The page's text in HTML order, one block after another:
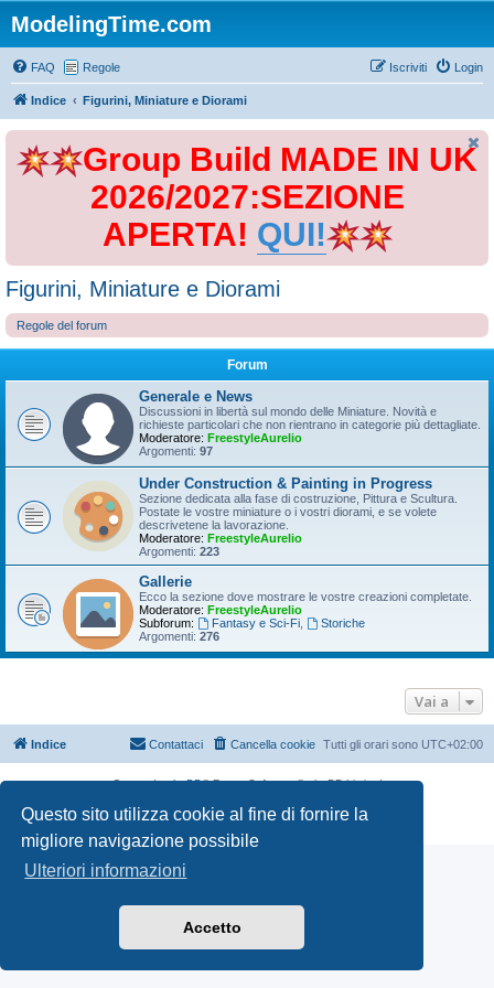
Questo sito utilizza cookie al fine di fornire la
migliore navigazione possibile
Ulteriori informazioni
Accetto
ModelingTime.com
FAQ Regole Login
Iscriviti
Indice Figurini, Miniature e Diorami
Group Build MADE IN UK
2026/2027:SEZIONE
APERTA! QUI!
Figurini, Miniature e Diorami
Regole del forum
Forum
Generale e News
Discussioni in libertà sul mondo delle Miniature. Novità e
richieste particolari che non rientrano in categorie più dettagliate.
Moderatore: FreestyleAurelio
Argomenti: 97
Under Construction & Painting in Progress
Sezione dedicata alla fase di costruzione, Pittura e Scultura.
Postate le vostre miniature o i vostri diorami, e se volete
descrivetene la lavorazione.
Moderatore: FreestyleAurelio
Argomenti: 223
Gallerie
Ecco la sezione dove mostrare le vostre creazioni completate.
Moderatore: FreestyleAurelio
Subforum:
Fantasy e Sci-Fi,
Storiche
Argomenti: 276
Vai a
Indice Tutti gli orari sono UTC+02:00
Cancella cookie
Contattaci
Creato daphpBB® Forum Software © phpBB Limited
Privacy| Condizioni